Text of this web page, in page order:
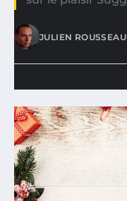
JULIEN ROUSSEAU